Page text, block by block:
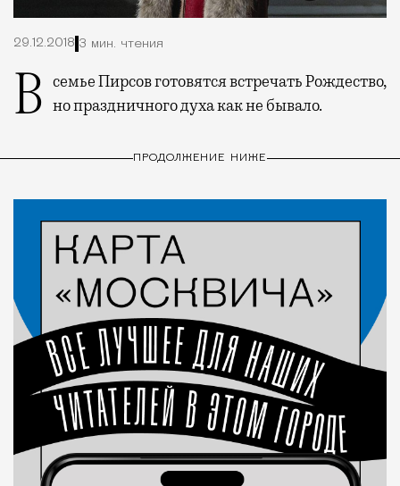
29.12.2018 3 мин. чтения
В семье Пирсов готовятся встречать Рождество, но праздничного духа как не бывало.
ПРОДОЛЖЕНИЕ НИЖЕ